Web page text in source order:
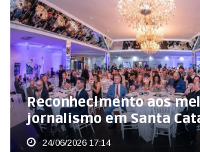
Reconhecimento aos
jornalismo em Santa
24/06/2026 17:14